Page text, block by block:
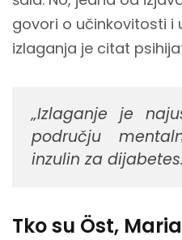
govori o učinkovitosti i
izlaganja je citat
„Izlaganje je
području
inzulin za
Tko su Öst,